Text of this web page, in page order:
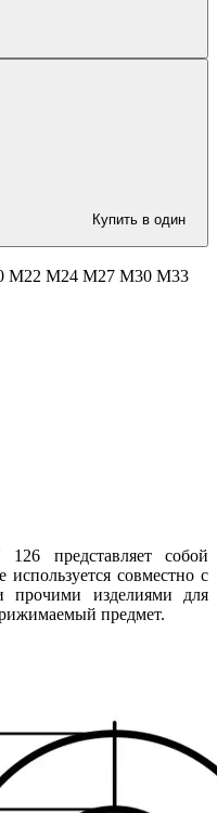
Купить в один
М22 М24 М27 М30 М33
представляет собой
используется совместно с
прочими изделиями для
предмет.